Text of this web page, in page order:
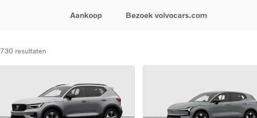
Aankoop
EX40
EC40
EX90
Mild hybrid auto's
Bezoek volvocars.com
Tijdelijke aanbiedingen
Gecertificeerde
tweedehandswagens
Verzekeringen
Overname van uw auto
Volvo Support
730 resultaten